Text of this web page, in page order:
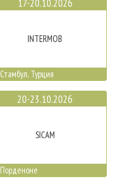
17-20.10.2026
INTERMOB
Стамбул, Турция
20-23.10.2026
SICAM
Порденоне